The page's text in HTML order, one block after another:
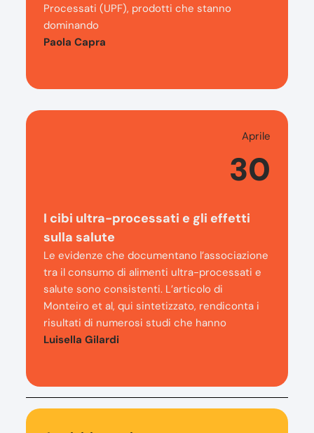
Processati (UPF), prodotti che stanno
dominando
Paola Capra
Aprile
30
I cibi ultra-processati e gli effetti
sulla salute
Le evidenze che documentano l’associazione
tra il consumo di alimenti ultra-processati e
salute sono consistenti. L’articolo di
Monteiro et al, qui sintetizzato, rendiconta i
risultati di numerosi studi che hanno
Luisella Gilardi